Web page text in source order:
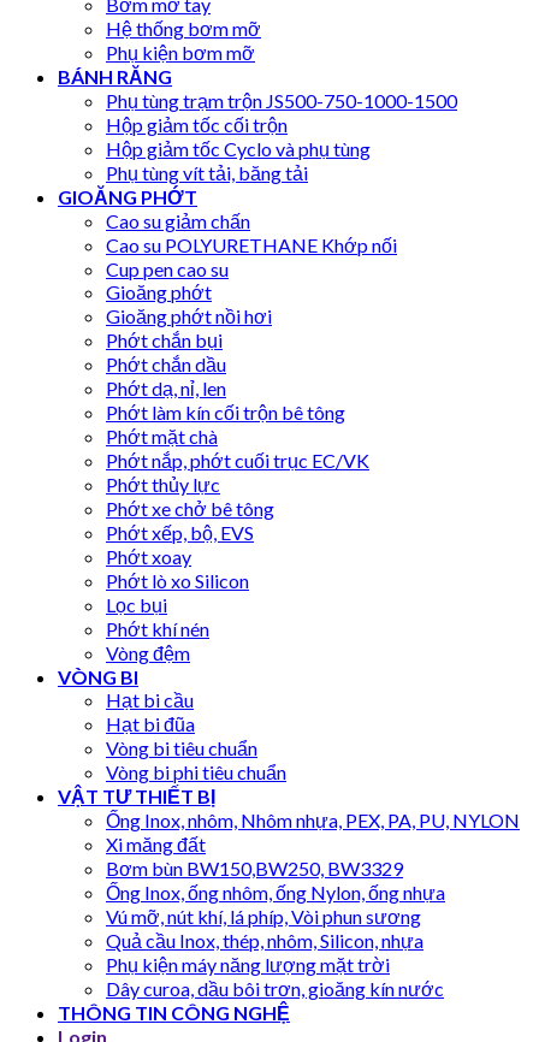
Hệ thống bơm mỡ
Phụ kiện bơm mỡ
BÁNH RĂNG
Phụ tùng trạm trộn JS500-750-1000-1500
Hộp giảm tốc cối trộn
Hộp giảm tốc Cyclo và phụ tùng
Phụ tùng vít tải, băng tải
GIOĂNG PHỚT
Cao su giảm chấn
Cao su POLYURETHANE Khớp nối
Cup pen cao su
Gioăng phớt
Gioăng phớt nồi hơi
Phớt chắn bụi
Phớt chắn dầu
Phớt dạ, nỉ, len
Phớt làm kín cối trộn bê tông
Phớt mặt chà
Phớt nắp, phớt cuối trục EC/VK
Phớt thủy lực
Phớt xe chở bê tông
Phớt xếp, bộ, EVS
Phớt xoay
Phớt lò xo Silicon
Lọc bụi
Phớt khí nén
Vòng đệm
VÒNG BI
Hạt bi cầu
Hạt bi đũa
Vòng bi tiêu chuẩn
Vòng bi phi tiêu chuẩn
VẬT TƯ THIẾT BỊ
Ống Inox, nhôm, Nhôm nhựa, PEX, PA, PU, NYLON
Xi măng đất
Bơm bùn BW150,BW250, BW3329
Ống Inox, ống nhôm, ống Nylon, ống nhựa
Vú mỡ, nút khí, lá phíp, Vòi phun sương
Quả cầu Inox, thép, nhôm, Silicon, nhựa
Phụ kiện máy năng lượng mặt trời
Dây curoa, dầu bôi trơn, gioăng kín nước
THÔNG TIN CÔNG NGHỆ
Login